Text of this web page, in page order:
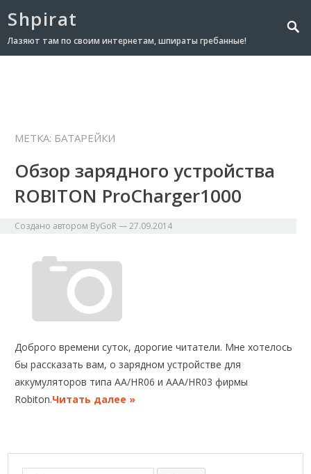
Shpirat
Лазяют там по своим интернетам, шпираты гребанные!
МЕТКА: БАТАРЕЙКИ
Обзор зарядного устройства
ROBITON ProCharger1000
Создано автором ByGoR —27.09.2014
Доброго времени суток, дорогие читатели. Мне хотелось
бы рассказать вам, о зарядном устройстве для
аккумуляторов типа AA/HR06 и AAA/HR03 фирмы
Robiton.Читать далее »